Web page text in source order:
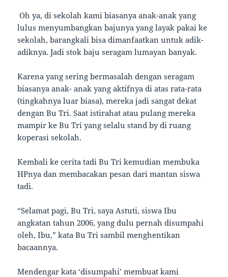
Oh ya, di sekolah kami biasanya anak-anak yang
lulus menyumbangkan bajunya yang layak pakai ke
sekolah, barangkali bisa dimanfaatkan untuk adik-
adiknya. Jadi stok baju seragam lumayan banyak.
Karena yang sering bermasalah dengan seragam
biasanya anak- anak yang aktifnya di atas rata-rata
(tingkahnya luar biasa), mereka jadi sangat dekat
dengan Bu Tri. Saat istirahat atau pulang mereka
mampir ke Bu Tri yang selalu stand by di ruang
koperasi sekolah.
Kembali ke cerita tadi Bu Tri kemudian membuka
HPnya dan membacakan pesan dari mantan siswa
tadi.
“Selamat pagi, Bu Tri, saya Astuti, siswa Ibu
angkatan tahun 2006, yang dulu pernah disumpahi
oleh, Ibu,” kata Bu Tri sambil menghentikan
bacaannya.
Mendengar kata ‘disumpahi’ membuat kami